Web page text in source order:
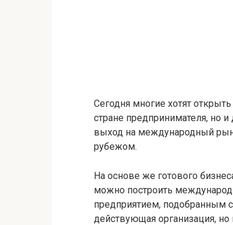
Сегодня многие хотят
стране предпринимателя, но
выход на международный
рубежом.
На основе же готового
можно построить
предприятием, подобранным
действующая организация,